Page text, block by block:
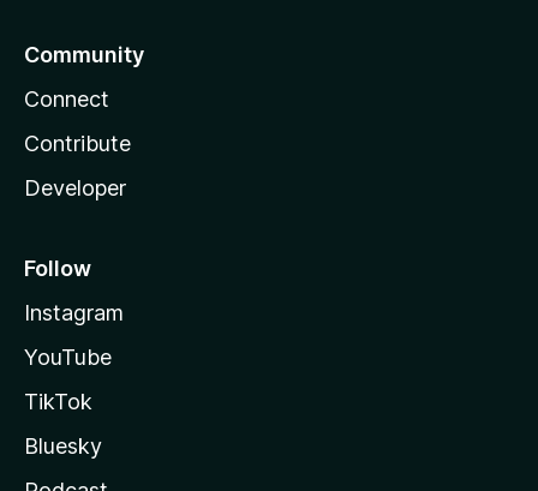
Community
Connect
Contribute
Developer
Follow
Instagram
YouTube
TikTok
Bluesky